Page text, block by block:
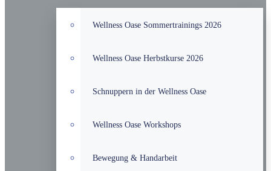
Wellness Oase Sommertrainings 2026
Wellness Oase Herbstkurse 2026
Schnuppern in der Wellness Oase
Wellness Oase Workshops
Bewegung & Handarbeit